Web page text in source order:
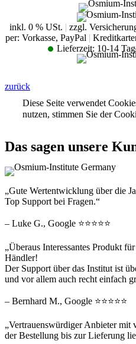
inkl. 0 % USt. | zzgl.
per: Vorkasse, PayPal |
Lieferzeit: 10-14
zurück
Diese Seite verwendet
nutzen, stimmen Sie der
Das sagen unsere
„Gute Wertentwicklung über die
Top Support bei Fragen.“
– Luke G., Google ⭐⭐⭐⭐⭐
„Überaus Interessantes Produkt
Händler!
Der Support über das Institut ist
und vor allem auch recht einfach
– Bernhard M., Google ⭐⭐⭐⭐⭐
„Vertrauenswürdiger Anbieter mit
der Bestellung bis zur Lieferung